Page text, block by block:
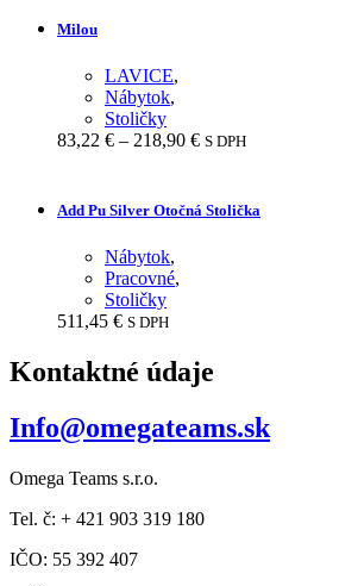
Milou
LAVICE,
Nábytok,
Stoličky
83,22 € – 218,90 €Price
through
218,90 €
S DPH
Add Pu Silver Otočná Stolička
Nábytok,
Pracovné,
Stoličky
511,45 € S DPH
Kontaktné údaje
Info@omegateams.sk
Omega Teams s.r.o.
Tel. č: + 421 903 319 180
IČO: 55 392 407